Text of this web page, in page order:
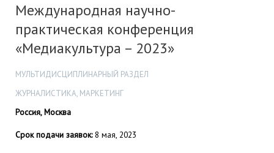
Международная научно-
практическая конференция
«Медиакультура – 2023»
МУЛЬТИДИСЦИПЛИНАРНЫЙ РАЗДЕЛ
ЖУРНАЛИСТИКА, МАРКЕТИНГ
Россия, Москва
Срок подачи заявок:8 мая, 2023